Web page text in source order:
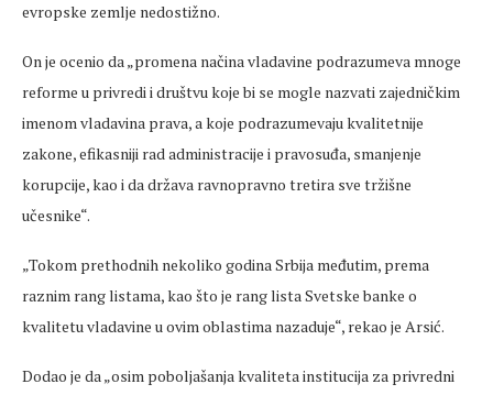
evropske zemlje nedostižno.
On je ocenio da „promena načina vladavine podrazumeva mnoge
reforme u privredi i društvu koje bi se mogle nazvati zajedničkim
imenom vladavina prava, a koje podrazumevaju kvalitetnije
zakone, efikasniji rad administracije i pravosuđa, smanjenje
korupcije, kao i da država ravnopravno tretira sve tržišne
učesnike“.
„Tokom prethodnih nekoliko godina Srbija međutim, prema
raznim rang listama, kao što je rang lista Svetske banke o
kvalitetu vladavine u ovim oblastima nazaduje“, rekao je Arsić.
Dodao je da „osim poboljašanja kvaliteta institucija za privredni